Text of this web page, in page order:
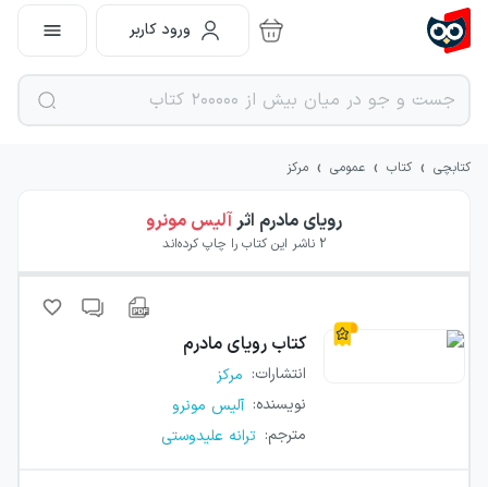
ورود کاربر
کتابچی › کتاب › عمومی › مرکز
رویای مادرم اثرآلیس مونرو
2 ناشر این کتاب را چاپ کرده‌اند
کتاب رویای مادرم
انتشارات: مرکز
نویسنده: آلیس مونرو
مترجم: ترانه علیدوستی